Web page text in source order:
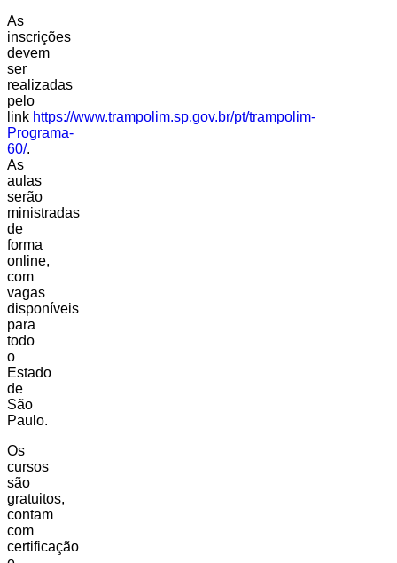
As
inscrições
devem
ser
realizadas
pelo
link https://www.trampolim.sp.gov.br/pt/trampolim-
Programa-
60/.
As
aulas
serão
ministradas
de
forma
online,
com
vagas
disponíveis
para
todo
o
Estado
de
São
Paulo.
Os
cursos
são
gratuitos,
contam
com
certificação